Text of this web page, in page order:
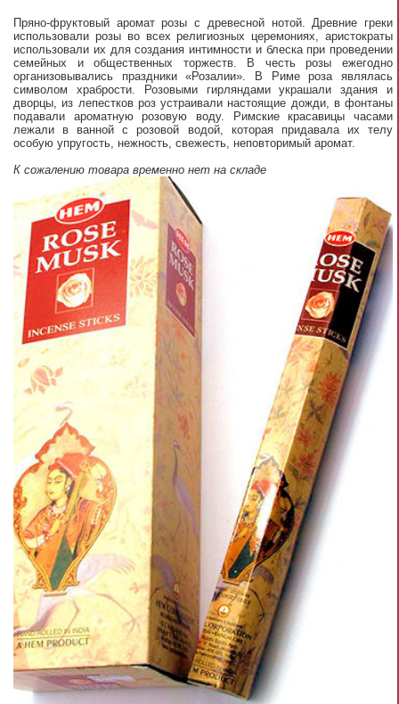
Пряно-фруктовый аромат розы с древесной нотой. Древние греки
использовали розы во всех религиозных церемониях, аристократы
использовали их для создания интимности и блеска при проведении
семейных и общественных торжеств. В честь розы ежегодно
организовывались праздники «Розалии». В Риме роза являлась
символом храбрости. Розовыми гирляндами украшали здания и
дворцы, из лепестков роз устраивали настоящие дожди, в фонтаны
подавали ароматную розовую воду. Римские красавицы часами
лежали в ванной с розовой водой, которая придавала их телу
особую упругость, нежность, свежесть, неповторимый аромат.
К сожалению товара временно нет на складе